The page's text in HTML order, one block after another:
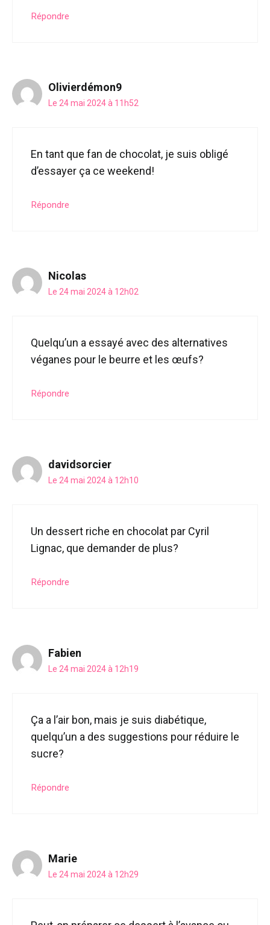
Répondre
Olivierdémon9
Le 24 mai 2024 à 11h52
En tant que fan de chocolat, je suis obligé
d’essayer ça ce weekend!
Répondre
Nicolas
Le 24 mai 2024 à 12h02
Quelqu’un a essayé avec des alternatives
véganes pour le beurre et les œufs?
Répondre
davidsorcier
Le 24 mai 2024 à 12h10
Un dessert riche en chocolat par Cyril
Lignac, que demander de plus?
Répondre
Fabien
Le 24 mai 2024 à 12h19
Ça a l’air bon, mais je suis diabétique,
quelqu’un a des suggestions pour réduire le
sucre?
Répondre
Marie
Le 24 mai 2024 à 12h29